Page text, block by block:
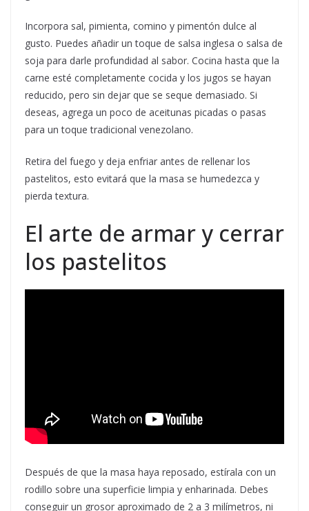
Incorpora sal, pimienta, comino y pimentón dulce al
gusto. Puedes añadir un toque de salsa inglesa o salsa de
soja para darle profundidad al sabor. Cocina hasta que la
carne esté completamente cocida y los jugos se hayan
reducido, pero sin dejar que se seque demasiado. Si
deseas, agrega un poco de aceitunas picadas o pasas
para un toque tradicional venezolano.
Retira del fuego y deja enfriar antes de rellenar los
pastelitos, esto evitará que la masa se humedezca y
pierda textura.
El arte de armar y cerrar
los pastelitos
Después de que la masa haya reposado, estírala con un
rodillo sobre una superficie limpia y enharinada. Debes
conseguir un grosor aproximado de 2 a 3 milímetros, ni